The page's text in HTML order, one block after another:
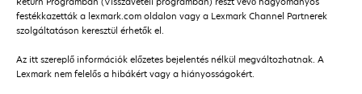
festékkazetták a lexmark.com oldalon vagy a Lexmark Channel Partnerek
szolgáltatáson keresztül érhetők el.
Az itt szereplő információk előzetes bejelentés nélkül megváltozhatnak. A
Lexmark nem felelős a hibákért vagy a hiányosságokért.